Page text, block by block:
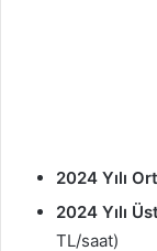
2024 Yılı
2024 Yılı
TL/saat)